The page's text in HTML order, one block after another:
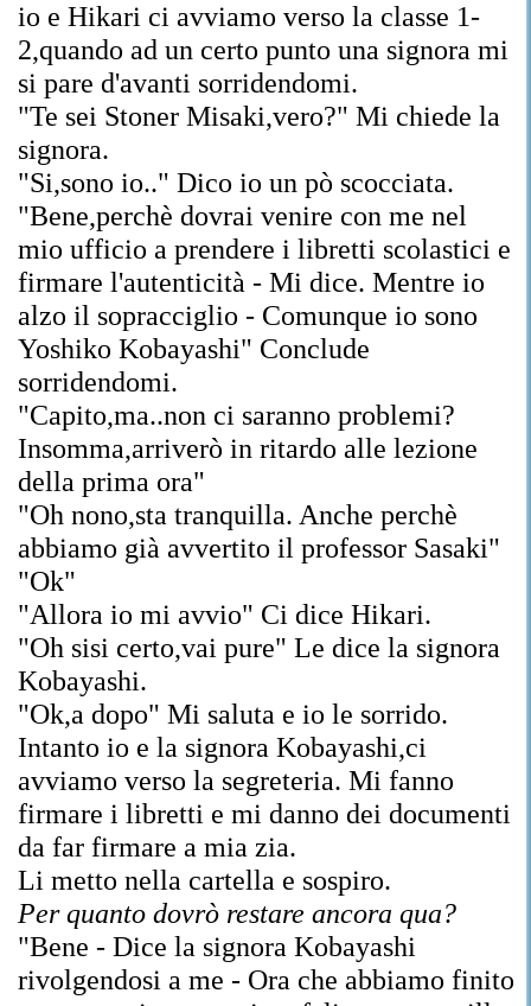
io e Hikari ci avviamo verso la classe 1-
2,quando ad un certo punto una signora mi
si pare d'avanti sorridendomi.
"Te sei Stoner Misaki,vero?" Mi chiede la
signora.
"Si,sono io.." Dico io un pò scocciata.
"Bene,perchè dovrai venire con me nel
mio ufficio a prendere i libretti scolastici e
firmare l'autenticità - Mi dice. Mentre io
alzo il sopracciglio - Comunque io sono
Yoshiko Kobayashi" Conclude
sorridendomi.
"Capito,ma..non ci saranno problemi?
Insomma,arriverò in ritardo alle lezione
della prima ora"
"Oh nono,sta tranquilla. Anche perchè
abbiamo già avvertito il professor Sasaki"
"Ok"
"Allora io mi avvio" Ci dice Hikari.
"Oh sisi certo,vai pure" Le dice la signora
Kobayashi.
"Ok,a dopo" Mi saluta e io le sorrido.
Intanto io e la signora Kobayashi,ci
avviamo verso la segreteria. Mi fanno
firmare i libretti e mi danno dei documenti
da far firmare a mia zia.
Li metto nella cartella e sospiro.
Per quanto dovrò restare ancora qua?
"Bene - Dice la signora Kobayashi
rivolgendosi a me - Ora che abbiamo finito